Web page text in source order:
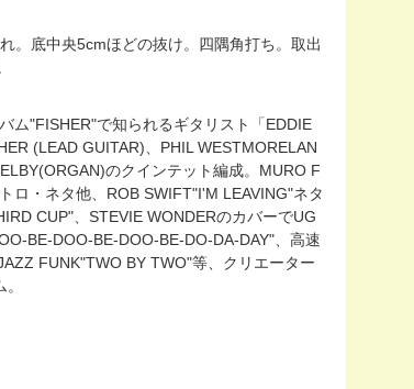
。底中央5cmほどの抜け。四隅角打ち。取出
ム"FISHER"で知られるギタリスト「EDDIE
(LEAD GUITAR)、PHIL WESTMORELAN
のクインテット編成。MURO F
ロ・ネタ他、ROB SWIFT"I'M LEAVING"ネタ
CUP"、STEVIE WONDERのカバーでUG
BE-DOO-BE-DOO-BE-DO-DA-DAY"、高速
FUNK"TWO BY TWO"等、クリエーター